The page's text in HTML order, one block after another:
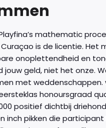
mathematic
is de licentie. Het
onoplettendheid en
geld, niet het onze.
met weddenschappen.
honoursgraad
positief dichtbij
pikken die